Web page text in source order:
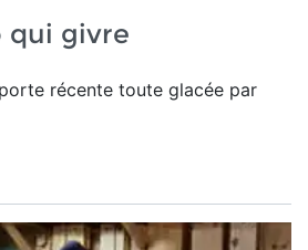
qui givre
récente toute glacée par